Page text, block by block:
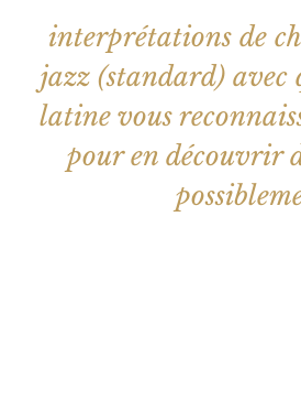
interprétations de
jazz (standard) avec
latine vous
pour en découvrir